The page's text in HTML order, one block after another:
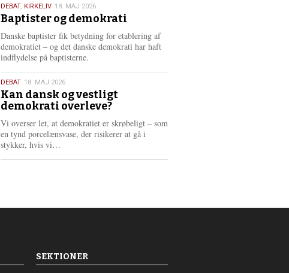
18.
maj
2026
DEBAT, KIRKELIV 18. MAJ 2026
Baptister og demokrati
Danske baptister fik betydning for etablering af
demokratiet – og det danske demokrati har haft
indflydelse på baptisterne.
18.
maj
2026
DEBAT 18. MAJ 2026
Kan dansk og vestligt
demokrati overleve?
Vi overser let, at demokratiet er skrøbeligt – som
en tynd porcelænsvase, der risikerer at gå i
stykker, hvis vi…
e
SEKTIONER